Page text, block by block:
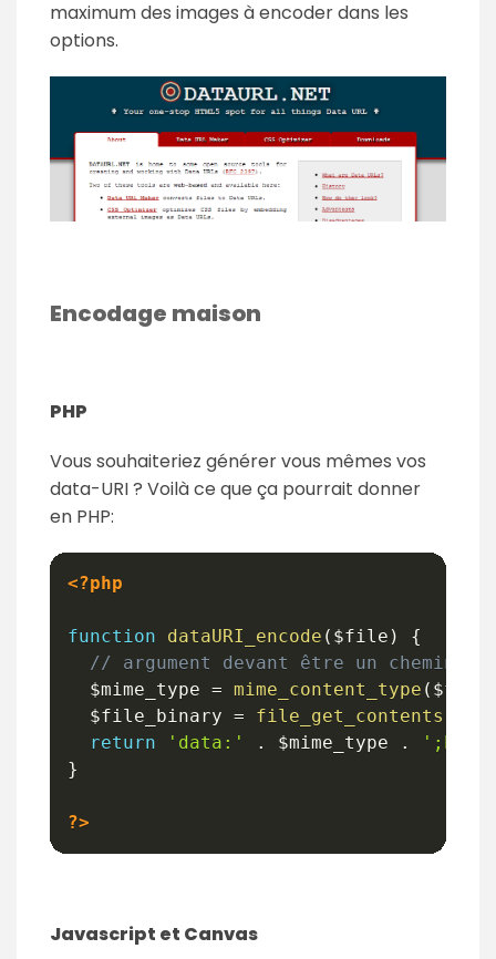
maximum des images à encoder dans les
options.
Encodage maison
PHP
Vous souhaiteriez générer vous mêmes vos
data-URI ? Voilà ce que ça pourrait donner
en PHP:
<?php
function dataURI_encode ( $file )
{
// argument devant être un chemin
$mime_type = mime_content_type ( $file
$file_binary = file_get_contents
return
'data:' . $mime_type .
}
?>
Javascript et Canvas